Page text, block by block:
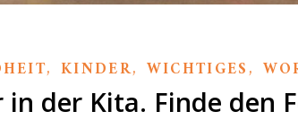
,KINDER, WICHTIGES,
in der Kita. Finde den